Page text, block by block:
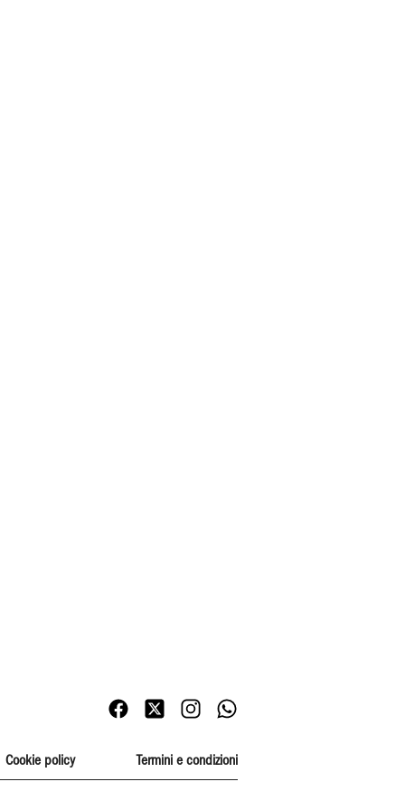
Cookie policy Termini e condizioni